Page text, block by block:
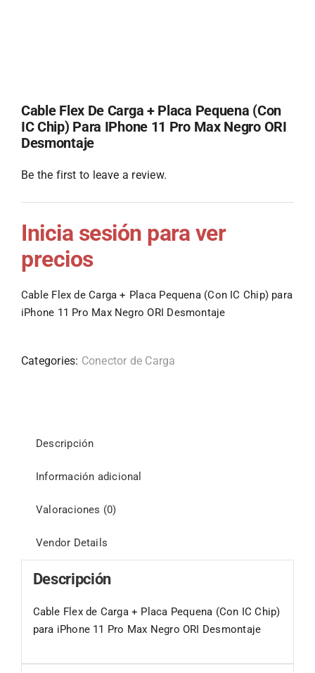
Cable Flex De Carga + Placa Pequena (Con
IC Chip) Para IPhone 11 Pro Max Negro ORI
Desmontaje
Be the first to leave a review.
Inicia sesión para ver
precios
Cable Flex de Carga + Placa Pequena (Con IC Chip) para
iPhone 11 Pro Max Negro ORI Desmontaje
Categories: Conector de Carga
Descripción
Información adicional
Valoraciones (0)
Vendor Details
Descripción
Cable Flex de Carga + Placa Pequena (Con IC Chip)
para iPhone 11 Pro Max Negro ORI Desmontaje